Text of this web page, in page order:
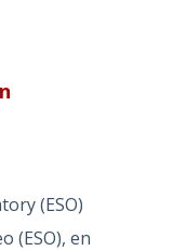
(ESO)
(ESO), en